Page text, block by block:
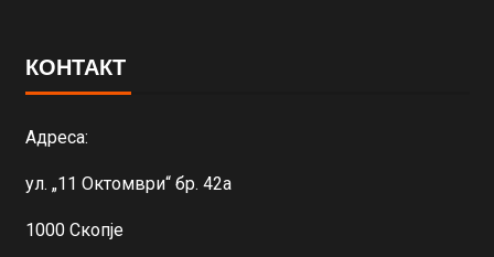
КОНТАКТ
Адреса:
ул. „11 Октомври“ бр. 42а
1000 Скопје